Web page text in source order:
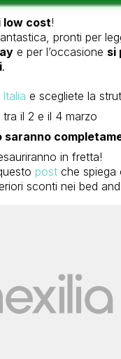
low cost!
pronti per
e per l’occasione si
.
e scegliete la
il 2 e il 4 marzo
saranno
in fretta!
postche spiega
sconti nei bed